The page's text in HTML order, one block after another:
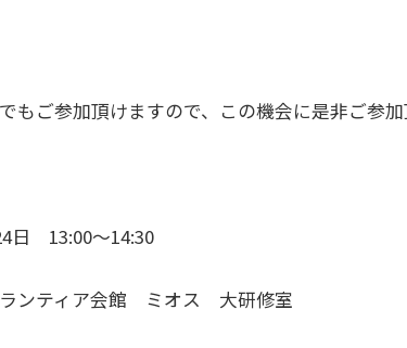
もご参加頂けますので、この機会に是非ご参加
日 13:00～14:30
ンティア会館 ミオス 大研修室